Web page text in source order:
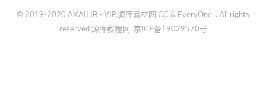
© 2019-2020 AKAILIB - VIP.源库素材网.CC & EveryOne. . All rights
reserved 源库教程网. 京ICP备19029570号